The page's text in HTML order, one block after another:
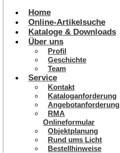
Home
Online-Artikelsuche
Kataloge & Downloads
Über uns
Profil
Geschichte
Team
Service
Kontakt
Kataloganforderung
Angebotanforderung
RMA
Onlineformular
Objektplanung
Rund ums Licht
Bestellhinweise